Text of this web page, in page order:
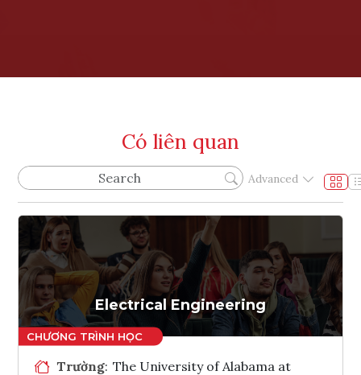
Có liên quan
Advanced
Electrical Engineering
Trường: The University of Alabama at